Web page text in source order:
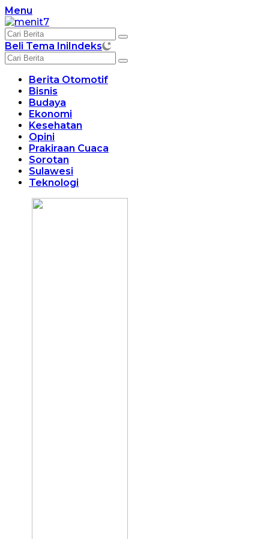
Langsung
ke
konten
Menu
Beli Tema IniIndeks
Berita Otomotif
Bisnis
Budaya
Ekonomi
Kesehatan
Opini
Prakiraan Cuaca
Sorotan
Sulawesi
Teknologi